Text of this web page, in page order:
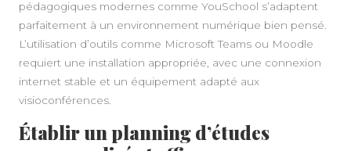
pédagogiques modernes comme YouSchool s’adaptent
parfaitement à un environnement numérique bien pensé.
L’utilisation d’outils comme Microsoft Teams ou Moodle
requiert une installation appropriée, avec une connexion
internet stable et un équipement adapté aux
visioconférences.
Établir un planning d’études